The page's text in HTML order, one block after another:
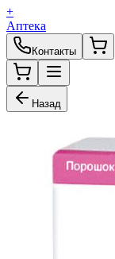
+
Аптека
Контакты
Назад